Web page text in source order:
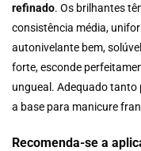
refinado. Os brilhantes
consistência média,
autonivelante bem,
forte, esconde
ungueal. Adequado tanto
a base para manicure
Recomenda-se a